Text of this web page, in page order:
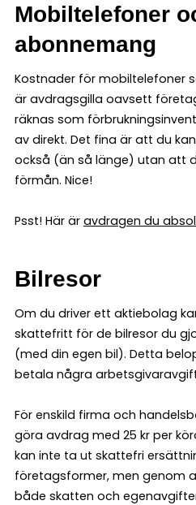
Mobiltelefoner
abonnemang
Kostnader för mobiltelefoner
är avdragsgilla oavsett
räknas som
av direkt. Det fina är att du
också (än så länge) utan att
förmån. Nice!
Psst! Här är avdragen du
Bilresor
Om du driver ett aktiebolag
skattefritt för de bilresor du
(med din egen bil). Detta
betala några
För enskild firma och
göra avdrag med 25 kr per
kan inte ta ut skattefri
företagsformer, men genom
både skatten och